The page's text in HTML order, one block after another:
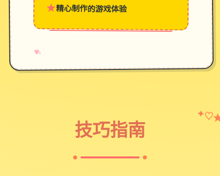
★精心制作的游戏体验
♥
✧
→
技巧指南
✦♡